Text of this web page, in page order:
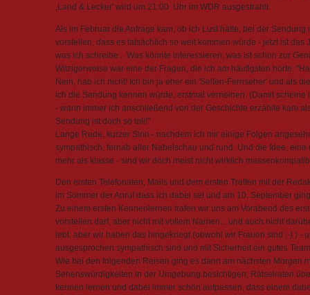
,Land & Lecker' wird um 21:00 Uhr im WDR ausgestrahlt.
Als im Februar die Anfrage kam, ob ich Lust hätte, bei der
vorstellen, dass es tatsächlich so weit kommen würde - jetzt ist
was ich schreibe... Was könnte interessieren, was ist schon zur
Witzigerweise war eine der Fragen, die ich am häufigsten hörte:
Nein, hab ich nicht! Ich bin ja eher ein 'Selten-Fernseher' und als
ich die Sendung kennen würde, erstmal verneinen. (Damit
- wann immer ich anschließend von der Geschichte erzählte kam
Sendung ist doch so toll!"
Lange Rede, kurzer Sinn - nachdem ich mir einige Folgen
sympathisch, fernab aller Nabelschau und rund. Und die Idee,
mehr als klasse - sind wir doch meist nicht wirklich
Den ersten Telefonaten, Mails und dem ersten Treffen mit der
im Sommer der Anruf dass ich dabei sei und am 10. September
Zu einem ersten Kennenlernen trafen wir uns am Vorabend des
vorstellen darf, aber nicht mit vollem Namen... und auch nicht
lebt: aber wir haben das hingekriegt (obwohl wir Frauen sind ;-) ) -
ausgesprochen sympathisch sind und mit Sicherheit ein gutes
Wie bei den folgenden Reisen ging es dann am nächsten Morgen
Sehenswürdigkeiten in der Umgebung besichtigen, Rätselraten
kennen lernen und dabei immer schön aufpassen, dass einem